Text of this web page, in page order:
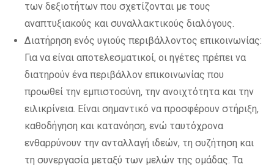
των δεξιοτήτων που σχετίζονται με τους
αναπτυξιακούς και συναλλακτικούς διαλόγους.
Διατήρηση ενός υγιούς περιβάλλοντος επικοινωνίας:
Για να είναι αποτελεσματικοί, οι ηγέτες πρέπει να
διατηρούν ένα περιβάλλον επικοινωνίας που
προωθεί την εμπιστοσύνη, την ανοιχτότητα και την
ειλικρίνεια. Είναι σημαντικό να προσφέρουν στήριξη,
καθοδήγηση και κατανόηση, ενώ ταυτόχρονα
ενθαρρύνουν την ανταλλαγή ιδεών, τη συζήτηση και
τη συνεργασία μεταξύ των μελών της ομάδας. Τα